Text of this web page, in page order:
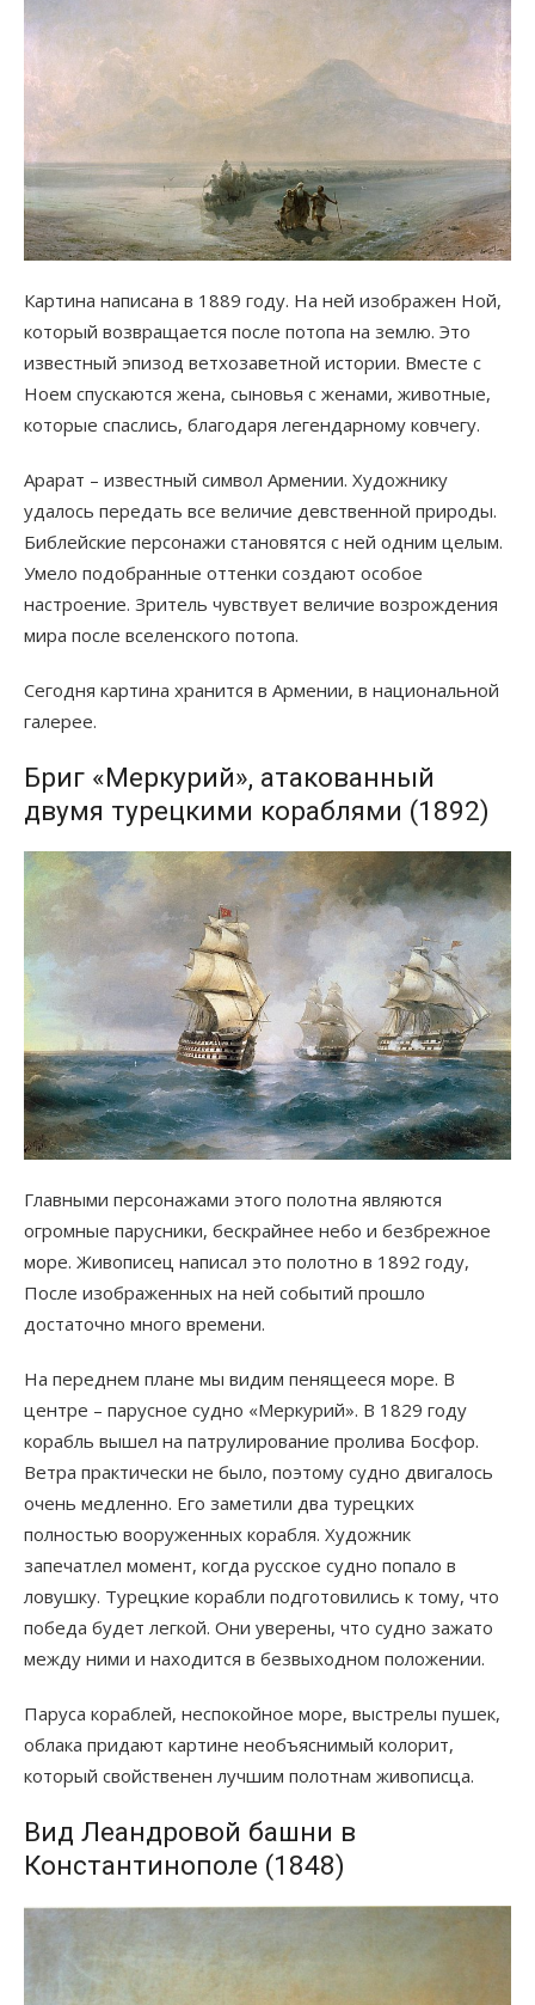
Картина написана в 1889 году. На ней изображен Ной,
который возвращается после потопа на землю. Это
известный эпизод ветхозаветной истории. Вместе с
Ноем спускаются жена, сыновья с женами, животные,
которые спаслись, благодаря легендарному ковчегу.
Арарат – известный символ Армении. Художнику
удалось передать все величие девственной природы.
Библейские персонажи становятся с ней одним целым.
Умело подобранные оттенки создают особое
настроение. Зритель чувствует величие возрождения
мира после вселенского потопа.
Сегодня картина хранится в Армении, в национальной
галерее.
Бриг «Меркурий», атакованный
двумя турецкими кораблями (1892)
Главными персонажами этого полотна являются
огромные парусники, бескрайнее небо и безбрежное
море. Живописец написал это полотно в 1892 году,
После изображенных на ней событий прошло
достаточно много времени.
На переднем плане мы видим пенящееся море. В
центре – парусное судно «Меркурий». В 1829 году
корабль вышел на патрулирование пролива Босфор.
Ветра практически не было, поэтому судно двигалось
очень медленно. Его заметили два турецких
полностью вооруженных корабля. Художник
запечатлел момент, когда русское судно попало в
ловушку. Турецкие корабли подготовились к тому, что
победа будет легкой. Они уверены, что судно зажато
между ними и находится в безвыходном положении.
Паруса кораблей, неспокойное море, выстрелы пушек,
облака придают картине необъяснимый колорит,
который свойственен лучшим полотнам живописца.
Вид Леандровой башни в
Константинополе (1848)